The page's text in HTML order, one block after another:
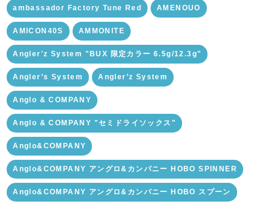
ambassador Factory Tune Red AMENOUO
AMICON40S AMMONITE
Angler'z System "BUX 限定カラー 6.5g/12.3g"
Angler’s System Angler’z System
Anglo & COMPANY
Anglo & COMPANY "セミドライソックス"
Anglo&COMPANY
Anglo&COMPANY アングロ&カンパニー HOBO SPINNER
Anglo&COMPANY アングロ&カンパニー HOBO スプーン